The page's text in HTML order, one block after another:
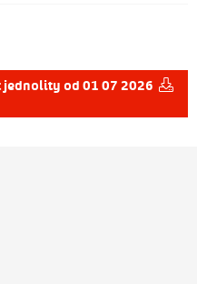
jednolity od 01 07 2026